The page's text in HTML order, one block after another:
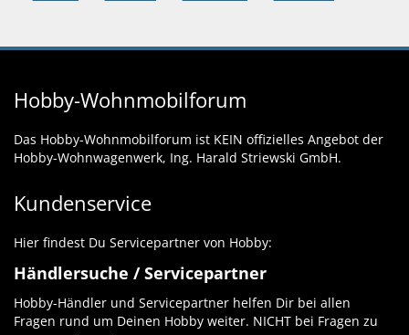
Hobby-Wohnmobilforum
Das Hobby-Wohnmobilforum ist KEIN offizielles Angebot der
Hobby-Wohnwagenwerk, Ing. Harald Striewski GmbH.
Kundenservice
Hier findest Du Servicepartner von Hobby:
Händlersuche / Servicepartner
Hobby-Händler und Servicepartner helfen Dir bei allen
Fragen rund um Deinen Hobby weiter. NICHT bei Fragen zu